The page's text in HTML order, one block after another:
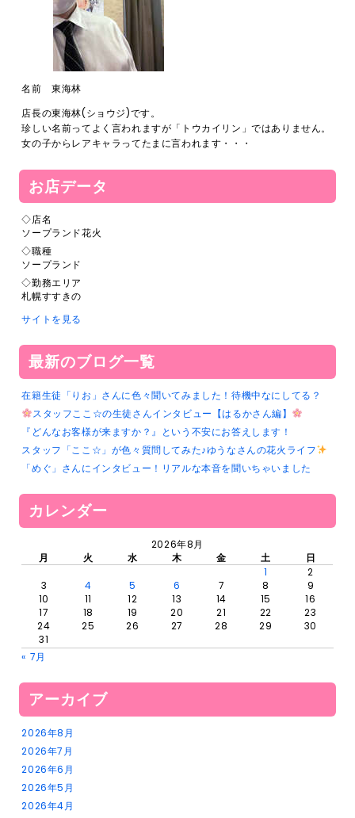
名前 東海林
店長の東海林(ショウジ)です。
珍しい名前ってよく言われますが「トウカイリン」ではありません。
女の子からレアキャラってたまに言われます・・・
お店データ
◇店名
ソープランド花火
◇職種
ソープランド
◇勤務エリア
札幌すすきの
サイトを見る
最新のブログ一覧
在籍生徒「りお」さんに色々聞いてみました！待機中なにしてる？
スタッフここ☆の生徒さんインタビュー【はるかさん編】
『どんなお客様が来ますか？』という不安にお答えします！
スタッフ「ここ☆」が色々質問してみた♪ゆうなさんの花火ライフ
「めぐ」さんにインタビュー！リアルな本音を聞いちゃいました
カレンダー
2026年8月
月
火 水 木 金 土
日
1
2
3
4 5 6 7 8
9
10
11 12 13 14 15
16
17
18 19 20 21 22
23
24
25 26 27 28 29
30
31
« 7月
アーカイブ
2026年8月
2026年7月
2026年6月
2026年5月
2026年4月